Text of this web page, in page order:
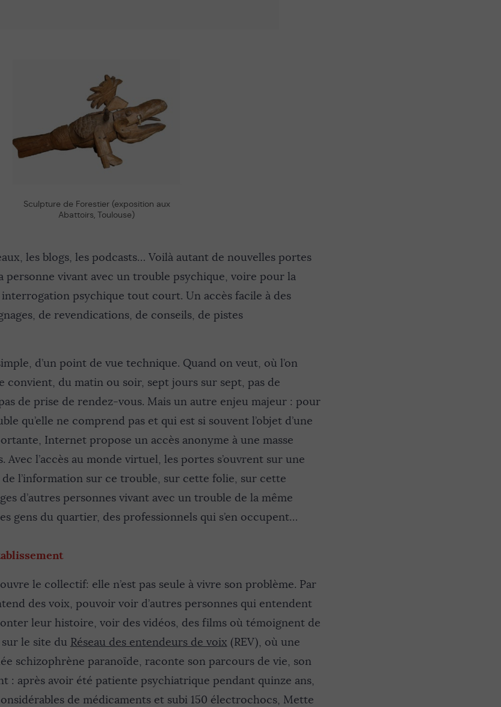
Sculpture de Forestier (exposition aux
Abattoirs, Toulouse)
les blogs, les podcasts… Voilà autant de nouvelles portes
personne vivant avec un trouble psychique, voire pour la
psychique tout court. Un accès facile à des
de revendications, de conseils, de pistes
d’un point de vue technique. Quand on veut, où l’on
convient, du matin ou soir, sept jours sur sept, pas de
de prise de rendez-vous. Mais un autre enjeu majeur : pour
qu’elle ne comprend pas et qui est si souvent l’objet d’une
Internet propose un accès anonyme à une masse
Avec l’accès au monde virtuel, les portes s’ouvrent sur une
de l’information sur ce trouble, sur cette folie, sur cette
d’autres personnes vivant avec un trouble de la même
gens du quartier, des professionnels qui s’en occupent…
le collectif: elle n’est pas seule à vivre son problème. Par
des voix, pouvoir voir d’autres personnes qui entendent
leur histoire, voir des vidéos, des films où témoignent de
le site du Réseau des entendeurs de voix (REV), où une
schizophrène paranoïde, raconte son parcours de vie, son
: après avoir été patiente psychiatrique pendant quinze ans,
de médicaments et subi 150 électrochocs, Mette